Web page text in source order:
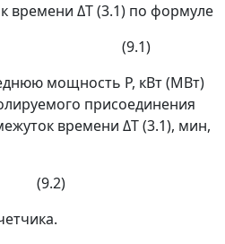
времени ΔТ(3.1) по формуле
мощность Р, кВт (МВт)
присоединения
времени ΔТ(3.1), мин,